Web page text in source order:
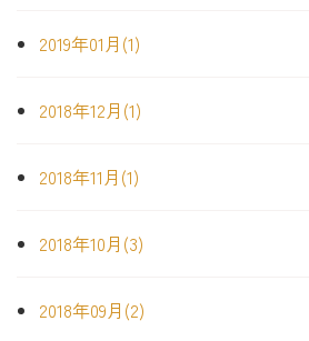
2019年01月(1)
2018年12月(1)
2018年11月(1)
2018年10月(3)
2018年09月(2)